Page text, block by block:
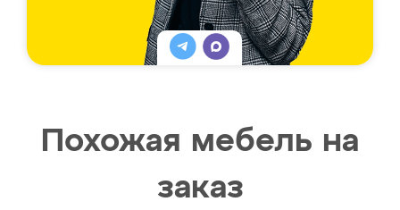
Похожая мебель на
заказ